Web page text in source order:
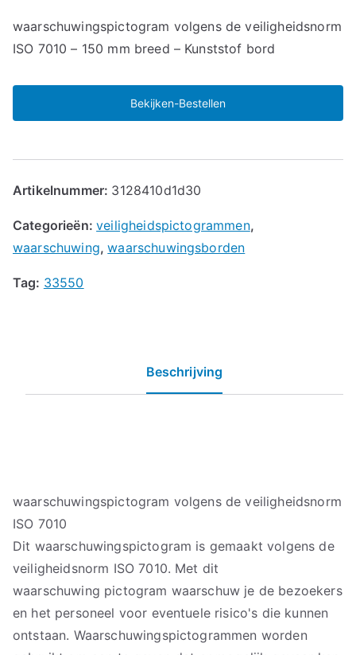
waarschuwingspictogram volgens de veiligheidsnorm
ISO 7010 – 150 mm breed – Kunststof bord
Bekijken-Bestellen
Artikelnummer: 3128410d1d30
Categorieën:veiligheidspictogrammen,
waarschuwing,waarschuwingsborden
Tag: 33550
Beschrijving
waarschuwingspictogram volgens de veiligheidsnorm
ISO 7010
Dit waarschuwingspictogram is gemaakt volgens de
veiligheidsnorm ISO 7010. Met dit
waarschuwing pictogram waarschuw je de bezoekers
en het personeel voor eventuele risico's die kunnen
ontstaan. Waarschuwingspictogrammen worden